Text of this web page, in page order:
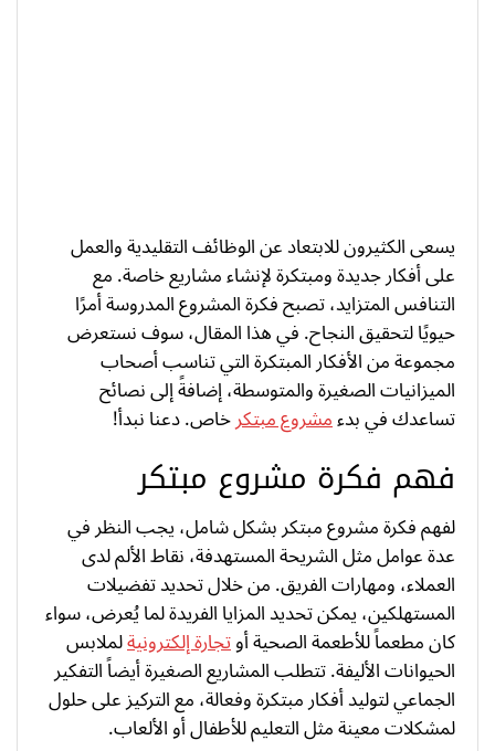
يسعى الكثيرون للابتعاد عن الوظائف التقليدية والعمل
على أفكار جديدة ومبتكرة لإنشاء مشاريع خاصة. مع
التنافس المتزايد، تصبح فكرة المشروع المدروسة أمرًا
حيويًا لتحقيق النجاح. في هذا المقال، سوف نستعرض
مجموعة من الأفكار المبتكرة التي تناسب أصحاب
الميزانيات الصغيرة والمتوسطة، إضافةً إلى نصائح
تساعدك في بدءمشروع مبتكرخاص. دعنا نبدأ!
فهم فكرة مشروع مبتكر
لفهم فكرة مشروع مبتكر بشكل شامل، يجب النظر في
عدة عوامل مثل الشريحة المستهدفة، نقاط الألم لدى
العملاء، ومهارات الفريق. من خلال تحديد تفضيلات
المستهلكين، يمكن تحديد المزايا الفريدة لما يُعرض، سواء
كان مطعماً للأطعمة الصحية أوتجارة إلكترونيةلملابس
الحيوانات الأليفة. تتطلب المشاريع الصغيرة أيضاً التفكير
الجماعي لتوليد أفكار مبتكرة وفعالة، مع التركيز على حلول
لمشكلات معينة مثل التعليم للأطفال أو الألعاب.